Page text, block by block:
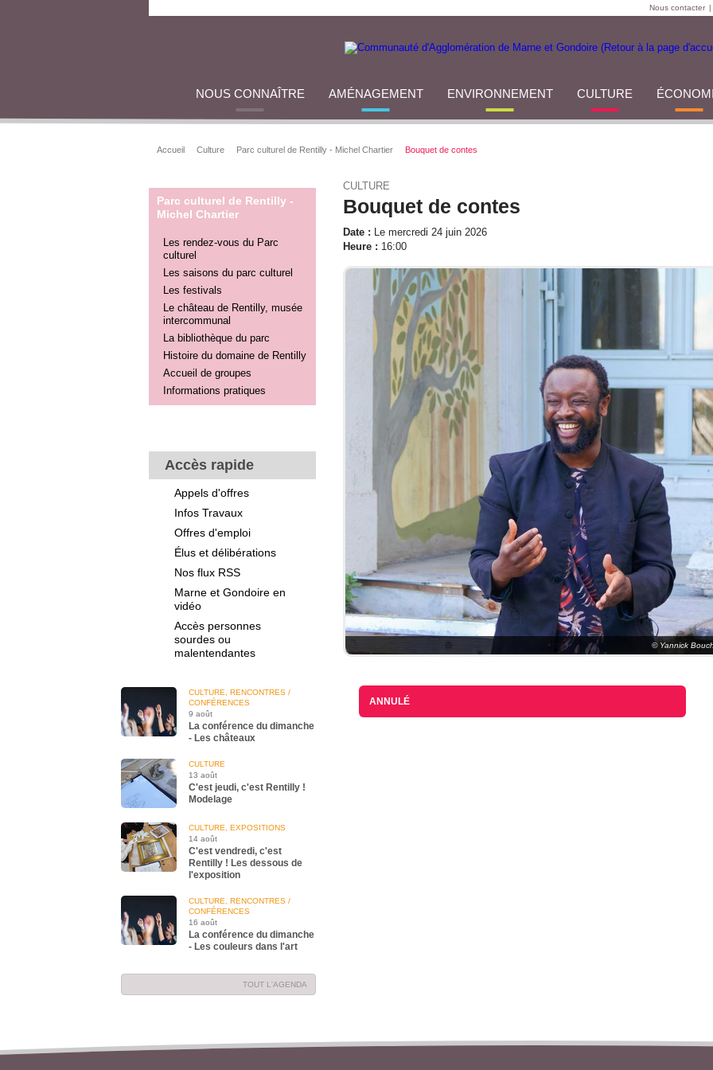
Nous contacter |
NOUS CONNAÎTRE AMÉNAGEMENT ENVIRONNEMENT CULTURE
Accueil Culture Parc culturel de Rentilly - Michel Chartier Bouquet de contes
Parc culturel de Rentilly -
Michel Chartier
Les rendez-vous du Parc
culturel
Les saisons du parc culturel
Les festivals
Le château de Rentilly, musée
intercommunal
La bibliothèque du parc
Histoire du domaine de Rentilly
Accueil de groupes
Informations pratiques
Accès rapide
Appels d'offres
Infos Travaux
Offres d'emploi
Élus et délibérations
Nos flux RSS
Marne et Gondoire en
vidéo
Accès personnes
sourdes ou
malentendantes
CULTURE, RENCONTRES /
CONFÉRENCES
9 août
La conférence du dimanche
- Les châteaux
CULTURE
13 août
C'est jeudi, c'est Rentilly !
Modelage
CULTURE, EXPOSITIONS
14 août
C'est vendredi, c'est
Rentilly ! Les dessous de
l'exposition
CULTURE, RENCONTRES /
CONFÉRENCES
16 août
La conférence du dimanche
- Les couleurs dans l'art
TOUT L'AGENDA
CULTURE
Bouquet de contes
Date : Le mercredi 24 juin 2026
Heure : 16:00
© Yannick
ANNULÉ